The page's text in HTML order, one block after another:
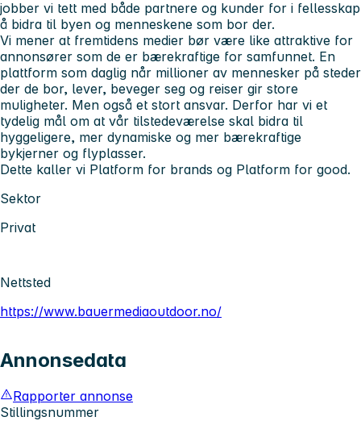
jobber vi tett med både partnere og kunder for i fellesskap
å bidra til byen og menneskene som bor der.
Vi mener at fremtidens medier bør være like attraktive for
annonsører som de er bærekraftige for samfunnet. En
plattform som daglig når millioner av mennesker på steder
der de bor, lever, beveger seg og reiser gir store
muligheter. Men også et stort ansvar. Derfor har vi et
tydelig mål om at vår tilstedeværelse skal bidra til
hyggeligere, mer dynamiske og mer bærekraftige
bykjerner og flyplasser.
Dette kaller vi Platform for brands og Platform for good.
Sektor
Privat
Nettsted
https://www.bauermediaoutdoor.no/
Annonsedata
Rapporter annonse
Stillingsnummer